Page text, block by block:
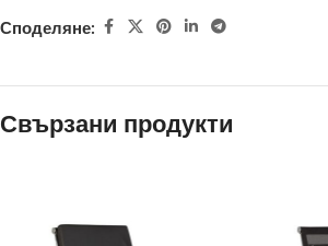
Споделяне:
Свързани продукти